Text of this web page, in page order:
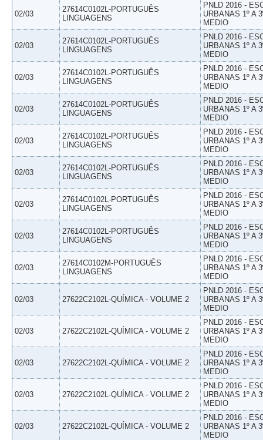
02/03
27614C0102L-PORTUGUÊS
LINGUAGENS
PNLD 2016 -
URBANAS 1º A
MEDIO
02/03
27614C0102L-PORTUGUÊS
LINGUAGENS
PNLD 2016 -
URBANAS 1º A
MEDIO
02/03
27614C0102L-PORTUGUÊS
LINGUAGENS
PNLD 2016 -
URBANAS 1º A
MEDIO
02/03
27614C0102L-PORTUGUÊS
LINGUAGENS
PNLD 2016 -
URBANAS 1º A
MEDIO
02/03
27614C0102L-PORTUGUÊS
LINGUAGENS
PNLD 2016 -
URBANAS 1º A
MEDIO
02/03
27614C0102L-PORTUGUÊS
LINGUAGENS
PNLD 2016 -
URBANAS 1º A
MEDIO
02/03
27614C0102L-PORTUGUÊS
LINGUAGENS
PNLD 2016 -
URBANAS 1º A
MEDIO
02/03
27614C0102L-PORTUGUÊS
LINGUAGENS
PNLD 2016 -
URBANAS 1º A
MEDIO
02/03
27614C0102M-PORTUGUÊS
LINGUAGENS
PNLD 2016 -
URBANAS 1º A
MEDIO
02/03 27622C2102L-QUÍMICA - VOLUME 2
PNLD 2016 -
URBANAS 1º A
MEDIO
02/03 27622C2102L-QUÍMICA - VOLUME 2
PNLD 2016 -
URBANAS 1º A
MEDIO
02/03 27622C2102L-QUÍMICA - VOLUME 2
PNLD 2016 -
URBANAS 1º A
MEDIO
02/03 27622C2102L-QUÍMICA - VOLUME 2
PNLD 2016 -
URBANAS 1º A
MEDIO
02/03 27622C2102L-QUÍMICA - VOLUME 2
PNLD 2016 -
URBANAS 1º A
MEDIO